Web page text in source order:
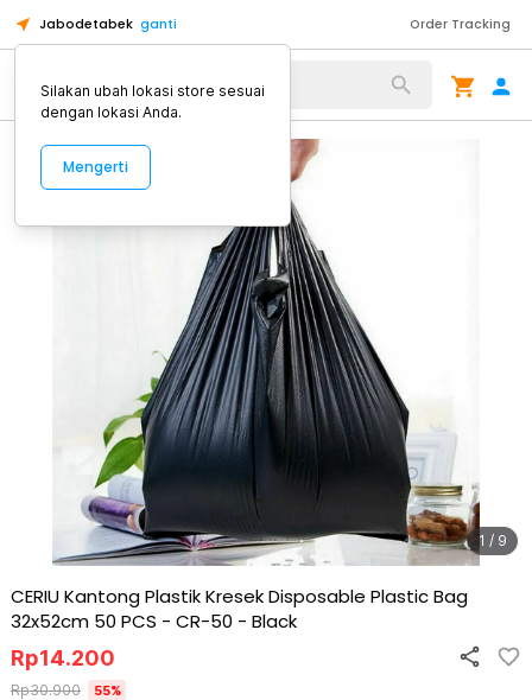
Jabodetabek ganti Order Tracking
Alat Kopi
1 / 9
CERIU Kantong Plastik Kresek Disposable Plastic Bag
32x52cm 50 PCS - CR-50 - Black
Rp14.200
Rp30.900 55%
Silakan ubah lokasi store sesuai
dengan lokasi Anda.
Mengerti